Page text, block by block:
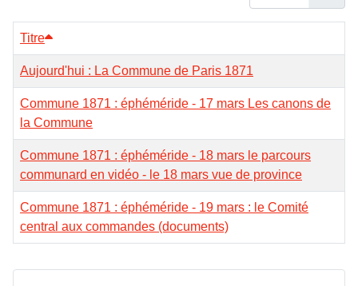
Titre
Aujourd'hui : La Commune de Paris 1871
Commune 1871 : éphéméride - 17 mars Les canons de
la Commune
Commune 1871 : éphéméride - 18 mars le parcours
communard en vidéo - le 18 mars vue de province
Commune 1871 : éphéméride - 19 mars : le Comité
central aux commandes (documents)